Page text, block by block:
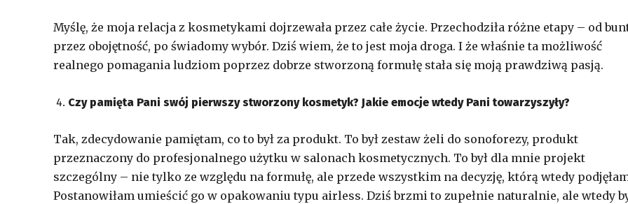
Myślę, że moja relacja z kosmetykami dojrzewała przez całe życie. Przechodziła różne etapy – od
przez obojętność, po świadomy wybór. Dziś wiem, że to jest moja droga. I że właśnie ta możliwość
realnego pomagania ludziom poprzez dobrze stworzoną formułę stała się moją prawdziwą pasją.
Czy pamięta Pani swój pierwszy stworzony kosmetyk? Jakie emocje wtedy Pani towarzyszyły?
Tak, zdecydowanie pamiętam, co to był za produkt. To był zestaw żeli do sonoforezy, produkt
przeznaczony do profesjonalnego użytku w salonach kosmetycznych. To był dla mnie projekt
szczególny – nie tylko ze względu na formułę, ale przede wszystkim na decyzję, którą wtedy
Postanowiłam umieścić go w opakowaniu typu airless. Dziś brzmi to zupełnie naturalnie, ale wtedy